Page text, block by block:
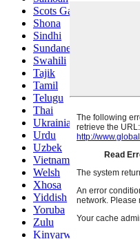
Scots Gaelic
Shona
Sindhi
Sundanese
Swahili
Tajik
Tamil
Telugu
Thai
Ukrainian
Urdu
Uzbek
Vietnamese
Welsh
Xhosa
Yiddish
Yoruba
Zulu
Kinyarwanda